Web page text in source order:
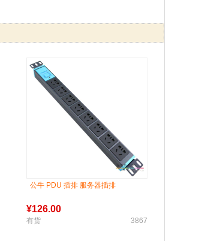
公牛 PDU 插排 服务器插排
¥126.00
有货 3867